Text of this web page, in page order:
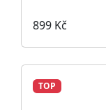
899 Kč
TOP